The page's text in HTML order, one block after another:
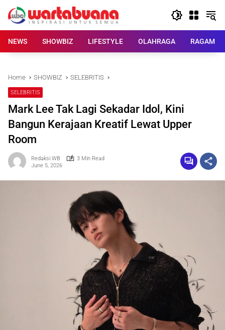
content
NEWS
SHOWBIZ LIFESTYLE OLAHRAGA RAGAM
Home SHOWBIZ SELEBRITIS
SELEBRITIS
Mark Lee Tak Lagi Sekadar Idol, Kini
Bangun Kerajaan Kreatif Lewat Upper
Room
Redaksi WB
3 Min Read
June 5, 2026